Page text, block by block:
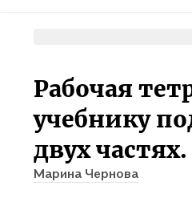
Рабочая
учебнику
двух
Марина Чернова